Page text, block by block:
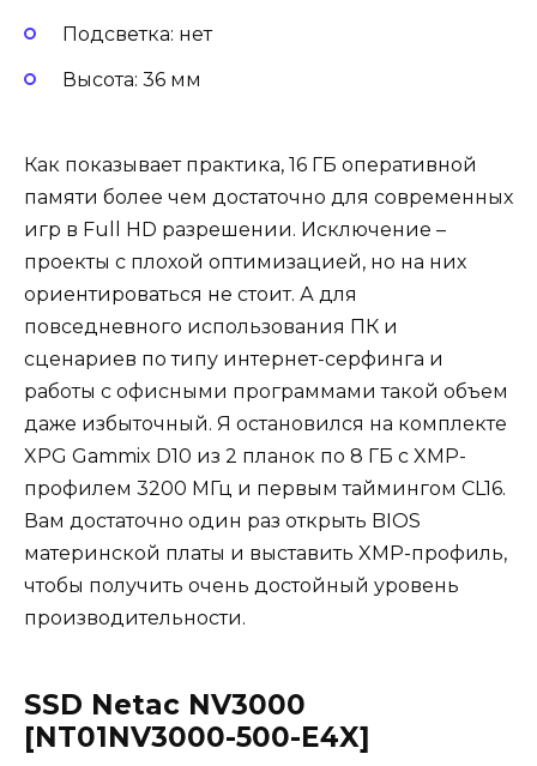
Подсветка: нет
Высота: 36 мм
Как показывает практика, 16 ГБ оперативной
памяти более чем достаточно для современных
игр в Full HD разрешении. Исключение –
проекты с плохой оптимизацией, но на них
ориентироваться не стоит. А для
повседневного использования ПК и
сценариев по типу интернет-серфинга и
работы с офисными программами такой объем
даже избыточный. Я остановился на комплекте
XPG Gammix D10 из 2 планок по 8 ГБ с XMP-
профилем 3200 МГц и первым таймингом CL16.
Вам достаточно один раз открыть BIOS
материнской платы и выставить XMP-профиль,
чтобы получить очень достойный уровень
производительности.
SSD Netac NV3000
[NT01NV3000-500-E4X]